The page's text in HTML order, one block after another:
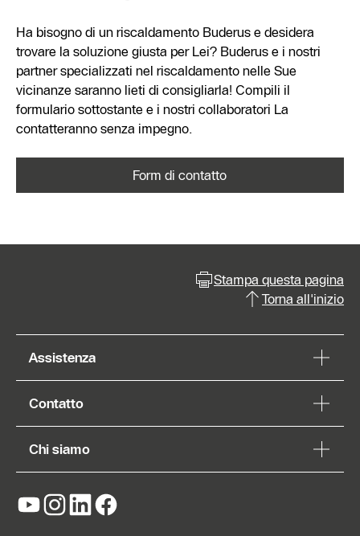
Ha bisogno di un riscaldamento Buderus e desidera
trovare la soluzione giusta per Lei? Buderus e i nostri
partner specializzati nel riscaldamento nelle Sue
vicinanze saranno lieti di consigliarla! Compili il
formulario sottostante e i nostri collaboratori La
contatteranno senza impegno.
Form di contatto
Stampa questa pagina
Torna all'inizio
Assistenza
Contatto
Chi siamo